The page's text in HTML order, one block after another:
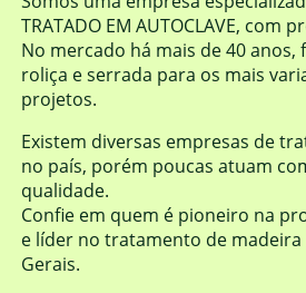
TRATADO EM AUTOCLAVE, com
No mercado há mais de 40
roliça e serrada para os mais
projetos.
Existem diversas empresas de
no país, porém poucas atuam
qualidade.
Confie em quem é pioneiro na
e líder no tratamento de madeira
Gerais.